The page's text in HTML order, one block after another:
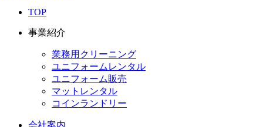
TOP
事業紹介
業務用クリーニング
ユニフォームレンタル
ユニフォーム販売
マットレンタル
コインランドリー